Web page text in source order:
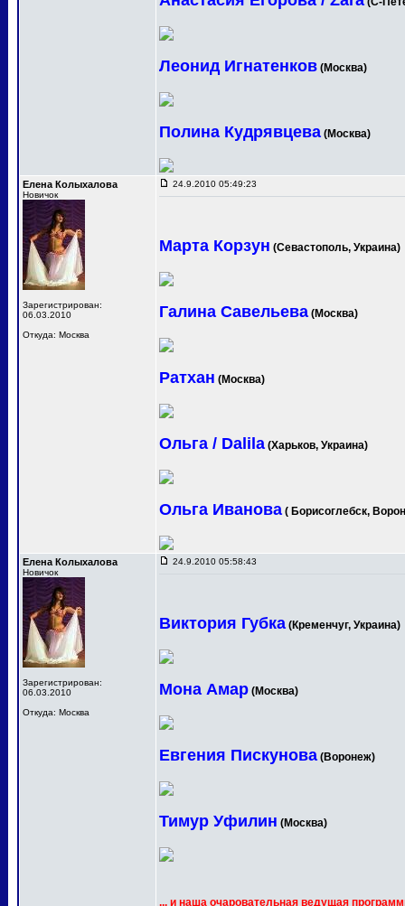
Леонид Игнатенков (Москва)
Полина Кудрявцева (Москва)
Елена Колыхалова
Новичок
Зарегистрирован:
06.03.2010
Откуда: Москва
24.9.2010 05:49:23
Марта Корзун (Севастополь, Украина)
Галина Савельева (Москва)
Ратхан (Москва)
Ольга / Dalila (Харьков, Украина)
Ольга Иванова ( Борисоглебск,
Елена Колыхалова
Новичок
Зарегистрирован:
06.03.2010
Откуда: Москва
24.9.2010 05:58:43
Виктория Губка (Кременчуг, Украина)
Мона Амар (Москва)
Евгения Пискунова (Воронеж)
Тимур Уфилин (Москва)
... и наша очаровательная ведущая